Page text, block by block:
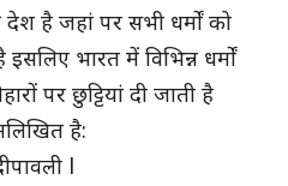
देश है जहां पर सभी धर्मों को
भारत में विभिन्न धर्मों
पर छुट्टियां दी जाती है
है:
l